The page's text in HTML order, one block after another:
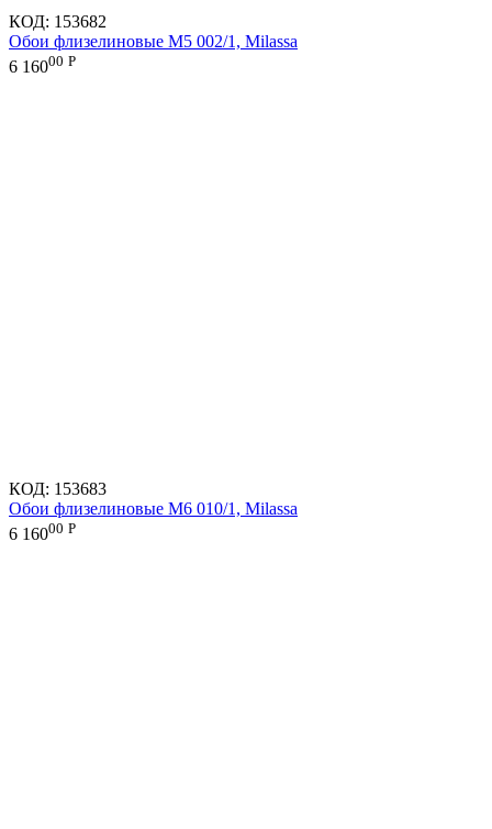
КОД: 153682
Обои флизелиновые M5 002/1, Milassa
6 16000 Р
КОД: 153683
Обои флизелиновые M6 010/1, Milassa
6 16000 Р